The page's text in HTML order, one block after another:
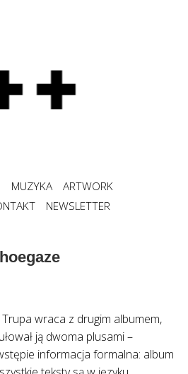
MUZYKA
ARTWORK
NEWSLETTER
wraca z drugim albumem,
ją dwoma plusami –
informacja formalna: album